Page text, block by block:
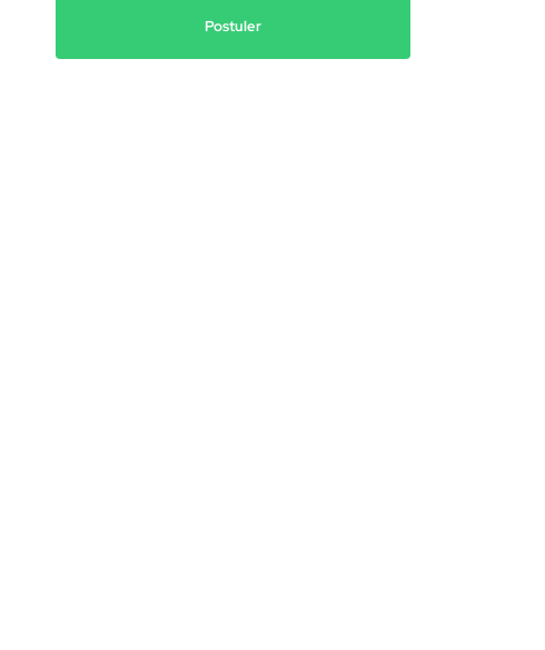
Postuler